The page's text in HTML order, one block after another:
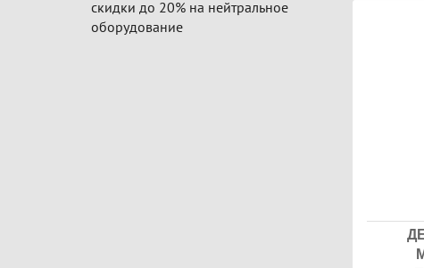
скидки до 20% на нейтральное
оборудование